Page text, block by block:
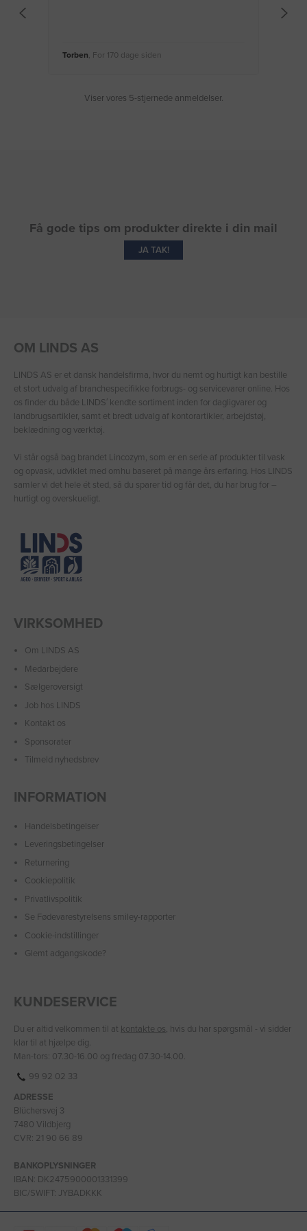
Torben , For 170 dage siden
Viser vores 5-stjernede anmeldelser.
Få gode tips om produkter direkte i din mail
JA TAK!
OM LINDS AS
LINDS AS er et dansk handelsfirma, hvor du nemt og hurtigt kan bestille
et stort udvalg af branchespecifikke forbrugs- og servicevarer online. Hos
os finder du både LINDS′ kendte sortiment inden for dagligvarer og
landbrugsartikler, samt et bredt udvalg af kontorartikler, arbejdstøj,
beklædning og værktøj.
Vi står også bag brandet Lincozym, som er en serie af produkter til vask
og opvask, udviklet med omhu baseret på mange års erfaring. Hos LINDS
samler vi det hele ét sted, så du sparer tid og får det, du har brug for –
hurtigt og overskueligt.
VIRKSOMHED
Om LINDS AS
Medarbejdere
Sælgeroversigt
Job hos LINDS
Kontakt os
Sponsorater
Tilmeld nyhedsbrev
INFORMATION
Handelsbetingelser
Leveringsbetingelser
Returnering
Cookiepolitik
Privatlivspolitik
Se Fødevarestyrelsens smiley-rapporter
Cookie-indstillinger
Glemt adgangskode?
KUNDESERVICE
Du er altid velkommen til at kontakte os, hvis du har spørgsmål - vi sidder
klar til at hjælpe dig.
Man-tors: 07.30-16.00 og fredag 07.30-14.00.
99 92 02 33
ADRESSE
Blüchersvej 3
7480 Vildbjerg
CVR: 21 90 66 89
BANKOPLYSNINGER
IBAN: DK2475900001331399
BIC/SWIFT: JYBADKKK